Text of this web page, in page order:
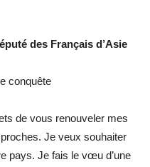
des Français d’Asie
conquête
de vous renouveler mes
Je veux souhaiter
pays. Je fais le vœu d’une